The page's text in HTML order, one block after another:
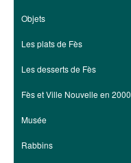
Objets
Les plats de Fès
Les desserts de Fès
Fès et Ville Nouvelle en 2000
Musée
Rabbins